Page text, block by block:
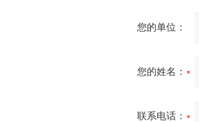
您的单位：
您的姓名：
联系电话：